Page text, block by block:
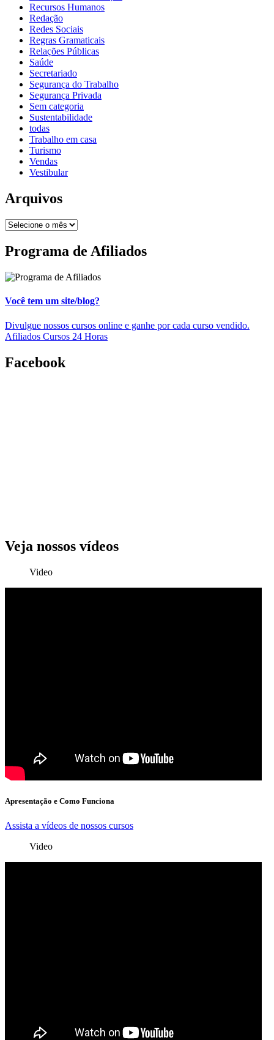
Recursos Humanos
Redação
Redes Sociais
Regras Gramaticais
Relações Públicas
Saúde
Secretariado
Segurança do Trabalho
Segurança Privada
Sem categoria
Sustentabilidade
todas
Trabalho em casa
Turismo
Vendas
Vestibular
Arquivos
Programa de Afiliados
Você tem um site/blog?
Divulgue nossos cursos online e ganhe por cada curso vendido.
Afiliados Cursos 24 Horas
Facebook
Veja nossos vídeos
Video
Apresentação e Como Funciona
Assista a vídeos de nossos cursos
Video